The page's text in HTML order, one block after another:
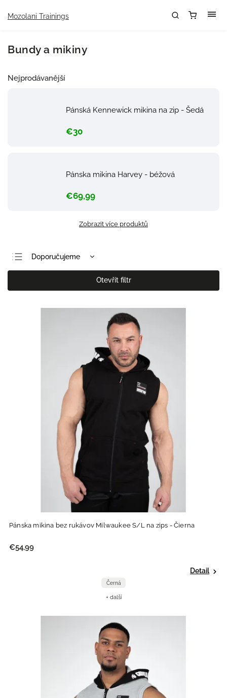
Mozolani Trainings
Bundy a mikiny
Nejprodávanější
Pánská Kennewick mikina na zip - Šedá
€30
Pánska mikina Harvey - béžová
€69,99
Zobrazit více produktů
Doporučujeme
Nejlevnější
Nejdražší
Otevřít filtr
Pánska mikina bez rukávov Milwaukee S/L na zips - Čierna
€54,99
Detail
Černá
+ další